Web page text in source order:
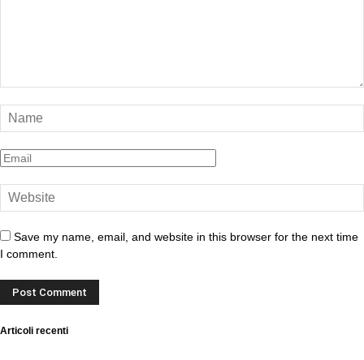
Save my name, email, and website in this browser for the next time
I comment.
Articoli recenti